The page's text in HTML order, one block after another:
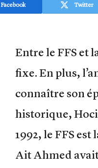
Facebook Twitter
Entre le FFS et
fixe. En plus,
connaître son
historique,
1992, le FFS
Ait Ahmed